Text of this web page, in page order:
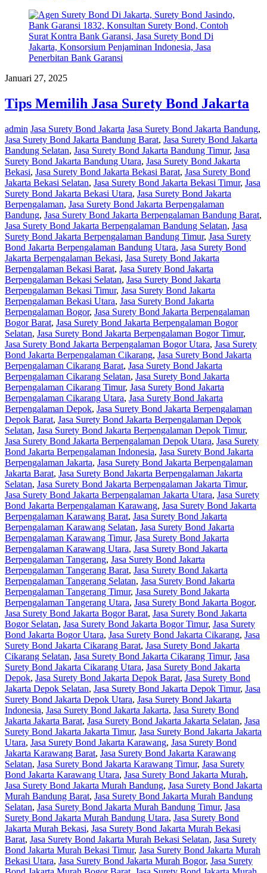
Januari 27, 2025
Tips Memilih Jasa Surety Bond Jakarta
admin Jasa Surety Bond Jakarta Jasa Surety Bond Jakarta Bandung,
Jasa Surety Bond Jakarta Bandung Barat, Jasa Surety Bond Jakarta
Bandung Selatan, Jasa Surety Bond Jakarta Bandung Timur, Jasa
Surety Bond Jakarta Bandung Utara, Jasa Surety Bond Jakarta
Bekasi, Jasa Surety Bond Jakarta Bekasi Barat, Jasa Surety Bond
Jakarta Bekasi Selatan, Jasa Surety Bond Jakarta Bekasi Timur, Jasa
Surety Bond Jakarta Bekasi Utara, Jasa Surety Bond Jakarta
Berpengalaman, Jasa Surety Bond Jakarta Berpengalaman
Bandung, Jasa Surety Bond Jakarta Berpengalaman Bandung Barat,
Jasa Surety Bond Jakarta Berpengalaman Bandung Selatan, Jasa
Surety Bond Jakarta Berpengalaman Bandung Timur, Jasa Surety
Bond Jakarta Berpengalaman Bandung Utara, Jasa Surety Bond
Jakarta Berpengalaman Bekasi, Jasa Surety Bond Jakarta
Berpengalaman Bekasi Barat, Jasa Surety Bond Jakarta
Berpengalaman Bekasi Selatan, Jasa Surety Bond Jakarta
Berpengalaman Bekasi Timur, Jasa Surety Bond Jakarta
Berpengalaman Bekasi Utara, Jasa Surety Bond Jakarta
Berpengalaman Bogor, Jasa Surety Bond Jakarta Berpengalaman
Bogor Barat, Jasa Surety Bond Jakarta Berpengalaman Bogor
Selatan, Jasa Surety Bond Jakarta Berpengalaman Bogor Timur,
Jasa Surety Bond Jakarta Berpengalaman Bogor Utara, Jasa Surety
Bond Jakarta Berpengalaman Cikarang, Jasa Surety Bond Jakarta
Berpengalaman Cikarang Barat, Jasa Surety Bond Jakarta
Berpengalaman Cikarang Selatan, Jasa Surety Bond Jakarta
Berpengalaman Cikarang Timur, Jasa Surety Bond Jakarta
Berpengalaman Cikarang Utara, Jasa Surety Bond Jakarta
Berpengalaman Depok, Jasa Surety Bond Jakarta Berpengalaman
Depok Barat, Jasa Surety Bond Jakarta Berpengalaman Depok
Selatan, Jasa Surety Bond Jakarta Berpengalaman Depok Timur,
Jasa Surety Bond Jakarta Berpengalaman Depok Utara, Jasa Surety
Bond Jakarta Berpengalaman Indonesia, Jasa Surety Bond Jakarta
Berpengalaman Jakarta, Jasa Surety Bond Jakarta Berpengalaman
Jakarta Barat, Jasa Surety Bond Jakarta Berpengalaman Jakarta
Selatan, Jasa Surety Bond Jakarta Berpengalaman Jakarta Timur,
Jasa Surety Bond Jakarta Berpengalaman Jakarta Utara, Jasa Surety
Bond Jakarta Berpengalaman Karawang, Jasa Surety Bond Jakarta
Berpengalaman Karawang Barat, Jasa Surety Bond Jakarta
Berpengalaman Karawang Selatan, Jasa Surety Bond Jakarta
Berpengalaman Karawang Timur, Jasa Surety Bond Jakarta
Berpengalaman Karawang Utara, Jasa Surety Bond Jakarta
Berpengalaman Tangerang, Jasa Surety Bond Jakarta
Berpengalaman Tangerang Barat, Jasa Surety Bond Jakarta
Berpengalaman Tangerang Selatan, Jasa Surety Bond Jakarta
Berpengalaman Tangerang Timur, Jasa Surety Bond Jakarta
Berpengalaman Tangerang Utara, Jasa Surety Bond Jakarta Bogor,
Jasa Surety Bond Jakarta Bogor Barat, Jasa Surety Bond Jakarta
Bogor Selatan, Jasa Surety Bond Jakarta Bogor Timur, Jasa Surety
Bond Jakarta Bogor Utara, Jasa Surety Bond Jakarta Cikarang, Jasa
Surety Bond Jakarta Cikarang Barat, Jasa Surety Bond Jakarta
Cikarang Selatan, Jasa Surety Bond Jakarta Cikarang Timur, Jasa
Surety Bond Jakarta Cikarang Utara, Jasa Surety Bond Jakarta
Depok, Jasa Surety Bond Jakarta Depok Barat, Jasa Surety Bond
Jakarta Depok Selatan, Jasa Surety Bond Jakarta Depok Timur, Jasa
Surety Bond Jakarta Depok Utara, Jasa Surety Bond Jakarta
Indonesia, Jasa Surety Bond Jakarta Jakarta, Jasa Surety Bond
Jakarta Jakarta Barat, Jasa Surety Bond Jakarta Jakarta Selatan, Jasa
Surety Bond Jakarta Jakarta Timur, Jasa Surety Bond Jakarta Jakarta
Utara, Jasa Surety Bond Jakarta Karawang, Jasa Surety Bond
Jakarta Karawang Barat, Jasa Surety Bond Jakarta Karawang
Selatan, Jasa Surety Bond Jakarta Karawang Timur, Jasa Surety
Bond Jakarta Karawang Utara, Jasa Surety Bond Jakarta Murah,
Jasa Surety Bond Jakarta Murah Bandung, Jasa Surety Bond Jakarta
Murah Bandung Barat, Jasa Surety Bond Jakarta Murah Bandung
Selatan, Jasa Surety Bond Jakarta Murah Bandung Timur, Jasa
Surety Bond Jakarta Murah Bandung Utara, Jasa Surety Bond
Jakarta Murah Bekasi, Jasa Surety Bond Jakarta Murah Bekasi
Barat, Jasa Surety Bond Jakarta Murah Bekasi Selatan, Jasa Surety
Bond Jakarta Murah Bekasi Timur, Jasa Surety Bond Jakarta Murah
Bekasi Utara, Jasa Surety Bond Jakarta Murah Bogor, Jasa Surety